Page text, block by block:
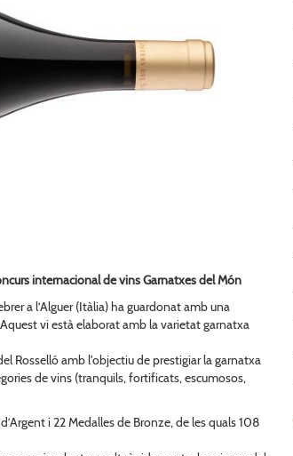
internacional de vins Garnatxes del Món
a l’Alguer (Itàlia) ha guardonat amb una
vi està elaborat amb la varietat garnatxa
Rosselló amb l'objectiu de prestigiar la garnatxa
de vins (tranquils, fortificats, escumosos,
i 22 Medalles de Bronze, de les quals 108